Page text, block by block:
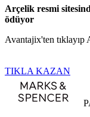
Arçelik resmi
ödüyor
Avantajix'ten tıklayıp
TIKLA KAZAN